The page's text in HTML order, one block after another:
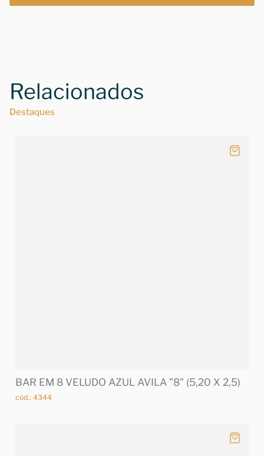
Relacionados
Destaques
BAR EM 8 VELUDO AZUL AVILA "8" (5,20 X 2,5)
cód.: 4344